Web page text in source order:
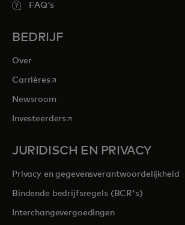
FAQ's
BEDRIJF
Over
Carrièresopens in a new tab
Newsroom
Investeerdersopens in a new tab
JURIDISCH EN PRIVACY
Privacy en gegevensverantwoordelijkheid
Bindende bedrijfsregels (BCR's)
Interchangevergoedingen